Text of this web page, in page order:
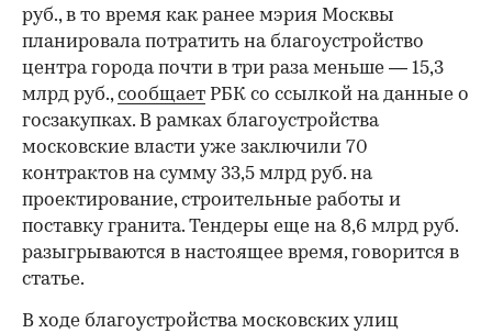
руб., в то время как ранее мэрия Москвы
планировала потратить на благоустройство
центра города почти в три раза меньше — 15,3
млрд руб.,сообщает РБК со ссылкой на данные о
госзакупках. В рамках благоустройства
московские власти уже заключили 70
контрактов на сумму 33,5 млрд руб. на
проектирование, строительные работы и
поставку гранита. Тендеры еще на 8,6 млрд руб.
разыгрываются в настоящее время, говорится в
статье.
В ходе благоустройства московских улиц